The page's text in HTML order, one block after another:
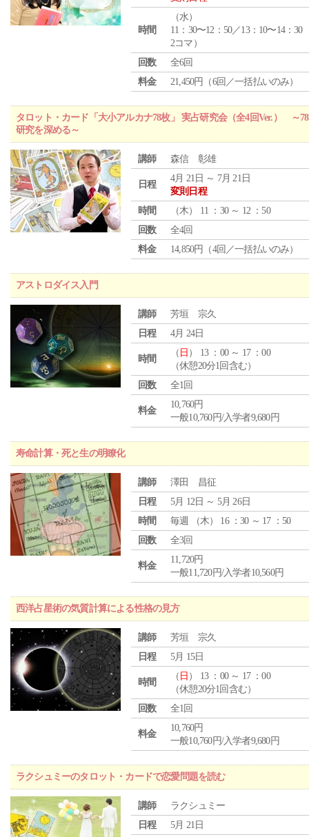
時間
（水）
11：30〜12：50／13：10〜14：30
2コマ）
回数
全6回
料金
21,450円（6回／一括払いのみ）
タロット・カード「大小アルカナ78枚」 実占研究会（全4回Ver.） ～
研究を深める～
講師 森信 彰雄
日程
4月 21日 ～ 7月 21日
変則日程
時間
（木） 11 ：30 ～ 12 ：50
回数
全4回
料金
14,850円（4回／一括払いのみ）
アストロダイス入門
講師
芳垣 宗久
日程
4月 24日
時間
（ 日 ） 13 ：00 ～ 17 ：00
（休憩20分1回含む）
回数
全1回
料金
10,760円
一般10,760円/入学者9,680円
寿命計算・死と生の明瞭化
講師
澤田 昌征
日程
5月 12日 ～ 5月 26日
時間
毎週 （木） 16 ：30 ～ 17 ：50
回数
全3回
料金
11,720円
一般11,720円/入学者10,560円
西洋占星術の気質計算による性格の見方
講師
芳垣 宗久
日程
5月 15日
時間
（ 日 ） 13 ：00 ～ 17 ：00
（休憩20分1回含む）
回数
全1回
料金
10,760円
一般10,760円/入学者9,680円
ラクシュミーのタロット・カードで恋愛問題を読む
講師
ラクシュミー
日程
5月 21日